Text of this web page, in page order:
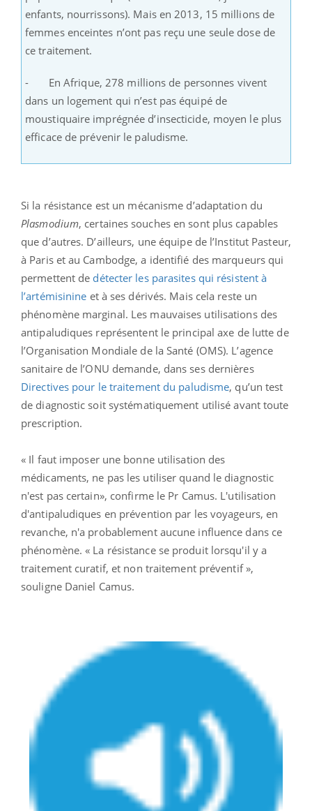
enfants, nourrissons). Mais en 2013, 15 millions de
femmes enceintes n’ont pas reçu une seule dose de
ce traitement.
- En Afrique, 278 millions de personnes vivent
dans un logement qui n’est pas équipé de
moustiquaire imprégnée d’insecticide, moyen le plus
efficace de prévenir le paludisme.
Si la résistance est un mécanisme d’adaptation du
Plasmodium, certaines souches en sont plus capables
que d’autres. D’ailleurs, une équipe de l’Institut Pasteur,
à Paris et au Cambodge, a identifié des marqueurs qui
permettent de détecter les parasites qui résistent à
l’artémisinine et à ses dérivés. Mais cela reste un
phénomène marginal. Les mauvaises utilisations des
antipaludiques représentent le principal axe de lutte de
l’Organisation Mondiale de la Santé (OMS). L’agence
sanitaire de l’ONU demande, dans ses dernières
Directives pour le traitement du paludisme, qu’un test
de diagnostic soit systématiquement utilisé avant toute
prescription.
« Il faut imposer une bonne utilisation des
médicaments, ne pas les utiliser quand le diagnostic
n'est pas certain», confirme le Pr Camus. L'utilisation
d'antipaludiques en prévention par les voyageurs, en
revanche, n'a probablement aucune influence dans ce
phénomène. « La résistance se produit lorsqu'il y a
traitement curatif, et non traitement préventif »,
souligne Daniel Camus.